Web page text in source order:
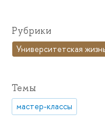
Рубрики
Университетская
Темы
мастер-классы